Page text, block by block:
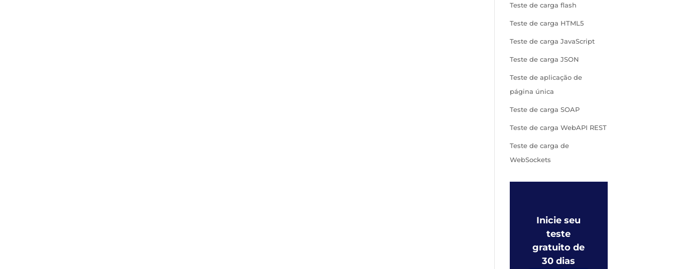
Teste de carga flash
Teste de carga HTML5
Teste de carga JavaScript
Teste de carga JSON
Teste de aplicação de
página única
Teste de carga SOAP
Teste de carga WebAPI REST
Teste de carga de
WebSockets
Inicie seu
teste
gratuito de
30 dias